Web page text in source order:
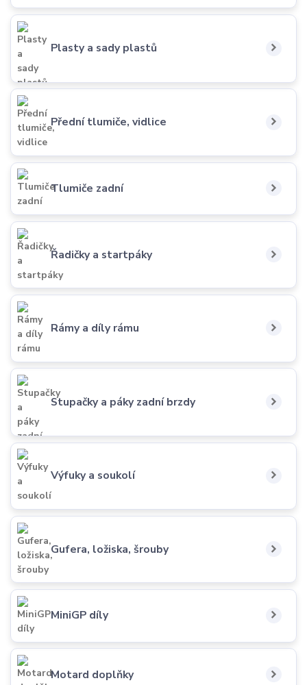
Plasty a sady plastů
Přední tlumiče, vidlice
Tlumiče zadní
Řadičky a startpáky
Rámy a díly rámu
Stupačky a páky zadní brzdy
Výfuky a soukolí
Gufera, ložiska, šrouby
MiniGP díly
Motard doplňky